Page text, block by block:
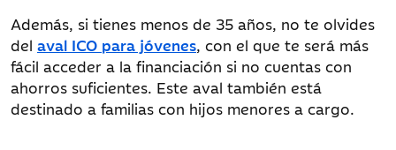
Además, si tienes menos de 35 años, no te olvides
del aval ICO para jóvenes, con el que te será más
fácil acceder a la financiación si no cuentas con
ahorros suficientes. Este aval también está
destinado a familias con hijos menores a cargo.